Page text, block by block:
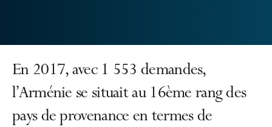
En 2017, avec 1 553 demandes,
l’Arménie se situait au 16ème rang des
pays de provenance en termes de